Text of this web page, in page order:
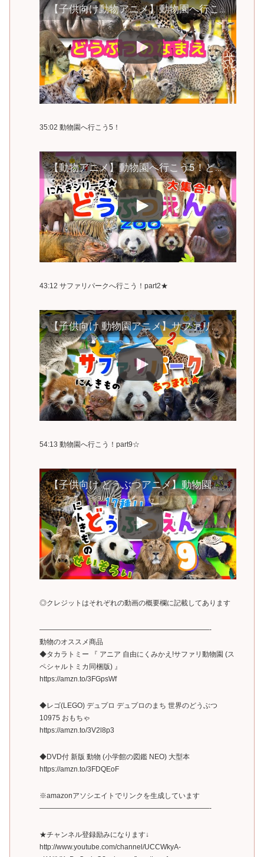
【子供向け動物アニメ】動物園へ行こう3★アフリカ サバンナに生息するどうぶつたち｜サファリパーク 肉食動物や草食動物を観察｜ライオン ぞう ヒョウ カバ｜楽しく動物の名前を覚える動画
35:02 動物園へ行こう5！
【動物アニメ】動物園へ行こう5！どうぶつの名前を覚えよう♪ライオン ゾウ キリン トラ パンダなど総勢１５種類の実写動画
43:12 サファリパークへ行こう！part2★
【子供向け 動物園アニメ】サファリパークへ行こう！part2★コアラ キリン レッサーパンダなど人気の動物たち20種類の動物の名前を覚えよう◎ 【うごく動物ずかん】動物の知育動画
54:13 動物園へ行こう！part9☆
【子供向け どうぶつアニメ】動物園へ行こう！part9☆どうぶつえんで人気の17種類の動物大集合！ライオン キリン パンダの赤ちゃん 勢揃い｜動く動物図鑑で動物の名前を覚えよう◎ 【動物 知育動画】
◎クレジットはそれぞれの動画の概要欄に記載してあります
————————————————————————-
動物のオススメ商品
◆タカラトミー 『 アニア 自由にくみかえ!サファリ動物園 (ス
ペシャルトミカ同梱版) 』
https://amzn.to/3FGpsWf
◆レゴ(LEGO) デュプロ デュプロのまち 世界のどうぶつ
10975 おもちゃ
https://amzn.to/3V2l8p3
◆DVD付 新版 動物 (小学館の図鑑 NEO) 大型本
https://amzn.to/3FDQEoF
※amazonアソシエイトでリンクを生成しています
————————————————————————-
★チャンネル登録励みになります↓
http://www.youtube.com/channel/UCCWkyA-